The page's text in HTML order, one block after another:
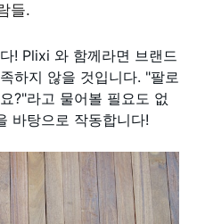
들.
! Plixi 와 함께라면 브랜드
하지 않을 것입니다. "팔로
?"라고 물어볼 필요도 없
바탕으로 작동합니다!